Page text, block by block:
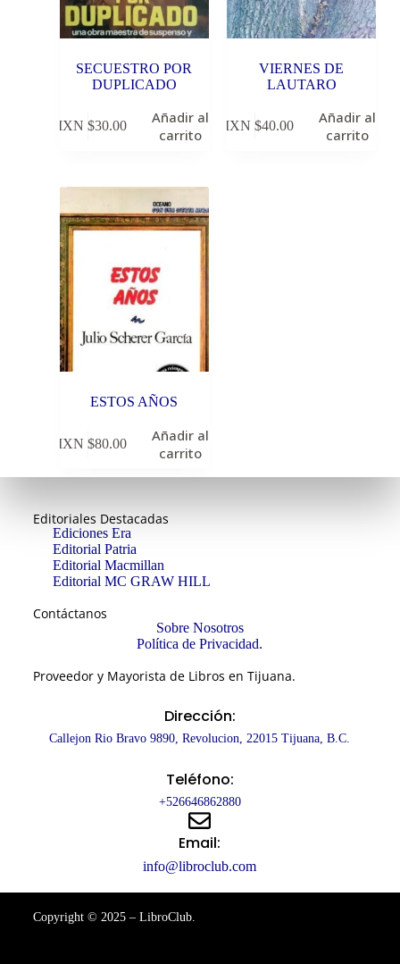
SECUESTRO POR
DUPLICADO
MXN $30.00
Añadir al
carrito
VIERNES DE
LAUTARO
MXN $40.00
Añadir al
carrito
ESTOS AÑOS
MXN $80.00
Añadir al
carrito
Editoriales Destacadas
Ediciones Era
Editorial Patria
Editorial Macmillan
Editorial MC GRAW HILL
Contáctanos
Sobre Nosotros
Política de Privacidad.
Proveedor y Mayorista de Libros en Tijuana.
Dirección:
Callejon Rio Bravo 9890, Revolucion, 22015 Tijuana, B.C.
Teléfono:
+526646862880
Email:
info@libroclub.com
Copyright © 2025 – LibroClub.